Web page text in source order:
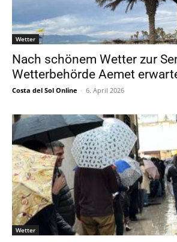
Wetter
Nach schönem Wetter zur
Wetterbehörde Aemet
Costa del Sol Online - 6. April 2026
Wetter